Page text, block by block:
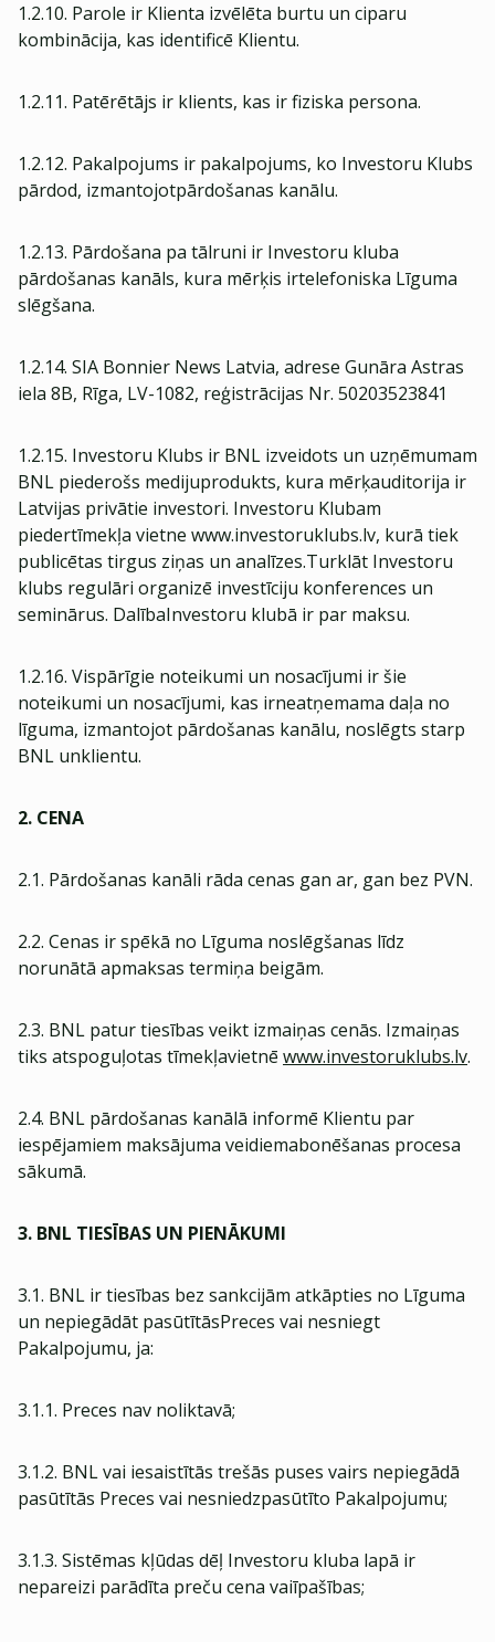
1.2.10. Parole ir Klienta izvēlēta burtu un ciparu
kombinācija, kas identificē Klientu.
1.2.11. Patērētājs ir klients, kas ir fiziska persona.
1.2.12. Pakalpojums ir pakalpojums, ko Investoru Klubs
pārdod, izmantojotpārdošanas kanālu.
1.2.13. Pārdošana pa tālruni ir Investoru kluba
pārdošanas kanāls, kura mērķis irtelefoniska Līguma
slēgšana.
1.2.14. SIA Bonnier News Latvia, adrese Gunāra Astras
iela 8B, Rīga, LV-1082, reģistrācijas Nr. 50203523841
1.2.15. Investoru Klubs ir BNL izveidots un uzņēmumam
BNL piederošs medijuprodukts, kura mērķauditorija ir
Latvijas privātie investori. Investoru Klubam
piedertīmekļa vietne www.investoruklubs.lv, kurā tiek
publicētas tirgus ziņas un analīzes.Turklāt Investoru
klubs regulāri organizē investīciju konferences un
seminārus. DalībaInvestoru klubā ir par maksu.
1.2.16. Vispārīgie noteikumi un nosacījumi ir šie
noteikumi un nosacījumi, kas irneatņemama daļa no
līguma, izmantojot pārdošanas kanālu, noslēgts starp
BNL unklientu.
2. CENA
2.1. Pārdošanas kanāli rāda cenas gan ar, gan bez PVN.
2.2. Cenas ir spēkā no Līguma noslēgšanas līdz
norunātā apmaksas termiņa beigām.
2.3. BNL patur tiesības veikt izmaiņas cenās. Izmaiņas
tiks atspoguļotas tīmekļavietnē www.investoruklubs.lv.
2.4. BNL pārdošanas kanālā informē Klientu par
iespējamiem maksājuma veidiemabonēšanas procesa
sākumā.
3. BNL TIESĪBAS UN PIENĀKUMI
3.1. BNL ir tiesības bez sankcijām atkāpties no Līguma
un nepiegādāt pasūtītāsPreces vai nesniegt
Pakalpojumu, ja:
3.1.1. Preces nav noliktavā;
3.1.2. BNL vai iesaistītās trešās puses vairs nepiegādā
pasūtītās Preces vai nesniedzpasūtīto Pakalpojumu;
3.1.3. Sistēmas kļūdas dēļ Investoru kluba lapā ir
nepareizi parādīta preču cena vaiīpašības;